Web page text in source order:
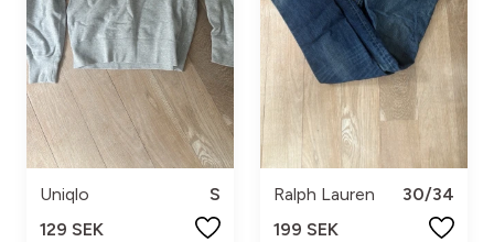
Uniqlo
S
129 SEK
Ralph Lauren
30/34
199 SEK